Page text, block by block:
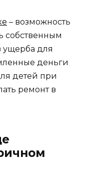
– возможность
собственным
ущерба для
деньги
детей при
ремонт в